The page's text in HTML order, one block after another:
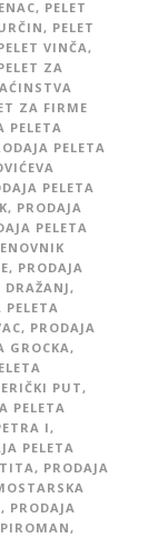
, PELET
, PELET
VINČA,
ZA
ZA FIRME
PELETA
PELETA
PELETA
, PRODAJA
PELETA
, PRODAJA
DRAŽANJ,
PELETA
, PRODAJA
GROCKA,
PUT,
PELETA
I,
PELETA
, PRODAJA
, PRODAJA
,